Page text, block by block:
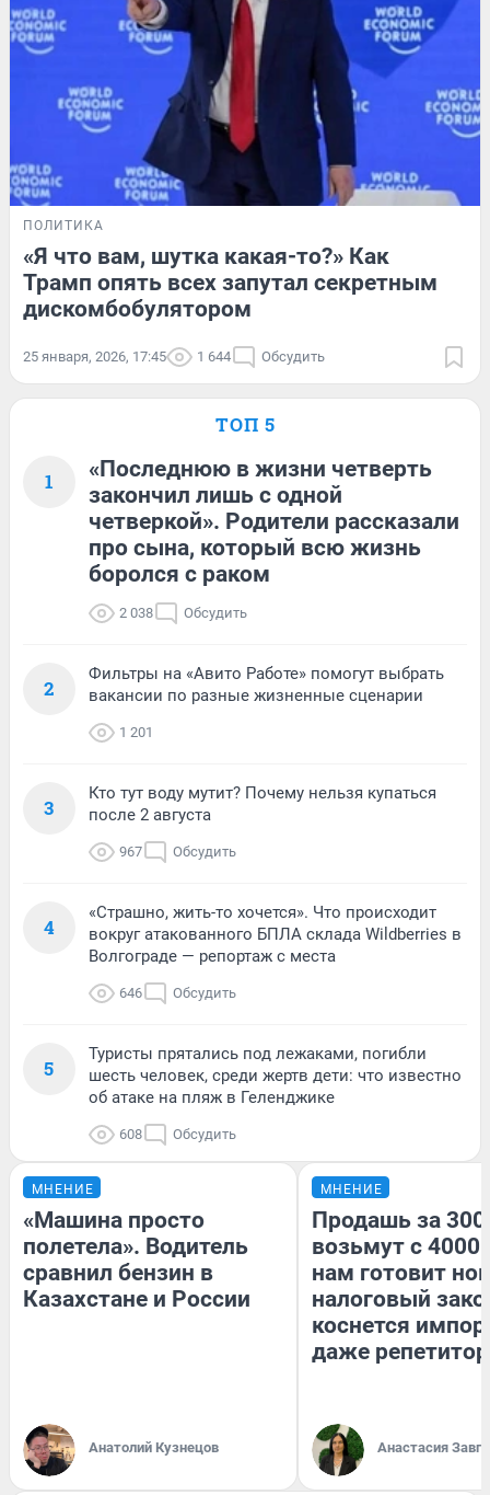
ПОЛИТИКА
«Я что вам, шутка какая-то?» Как
Трамп опять всех запутал секретным
дискомбобулятором
25 января, 2026, 17:45 1 644 Обсудить
ТОП 5
1
«Последнюю в жизни четверть
закончил лишь с одной
четверкой». Родители рассказали
про сына, который всю жизнь
боролся с раком
2 038 Обсудить
2
Фильтры на «Авито Работе» помогут выбрать
вакансии по разные жизненные сценарии
1 201
3
Кто тут воду мутит? Почему нельзя купаться
после 2 августа
967 Обсудить
4
«Страшно, жить-то хочется». Что происходит
вокруг атакованного БПЛА склада Wildberries в
Волгограде — репортаж с места
646 Обсудить
5
Туристы прятались под лежаками, погибли
шесть человек, среди жертв дети: что известно
об атаке на пляж в Геленджике
608 Обсудить
МНЕНИЕ
«Машина просто
полетела». Водитель
сравнил бензин в
Казахстане и России
Анатолий Кузнецов
МНЕНИЕ
Продашь за
возьмут с
нам готовит
налоговый
коснется
даже
Анастасия